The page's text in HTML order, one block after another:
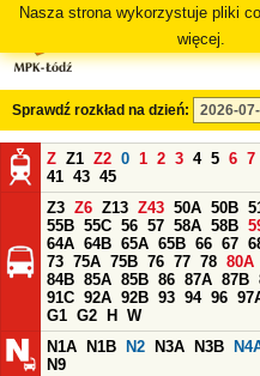
Nasza strona wykorzystuje pliki
więcej.
Sprawdź rozkład na dzień:
Z Z1 Z2 0 1 2 3 4 5 6 7
41 43 45
Z3 Z6 Z13 Z43 50A 50B
55B 55C 56 57 58A 58B
64A 64B 65A 65B 66 67
73 75A 75B 76 77 78 80A
84B 85A 85B 86 87A 87B
91C 92A 92B 93 94 96
G1 G2 H
W
N1A
N1B N2 N3A N3B
N9